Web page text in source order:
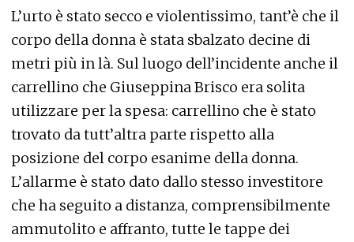
L’urto è stato secco e violentissimo, tant’è che il
corpo della donna è stata sbalzato decine di
metri più in là. Sul luogo dell’incidente anche il
carrellino che Giuseppina Brisco era solita
utilizzare per la spesa: carrellino che è stato
trovato da tutt’altra parte rispetto alla
posizione del corpo esanime della donna.
L’allarme è stato dato dallo stesso investitore
che ha seguito a distanza, comprensibilmente
ammutolito e affranto, tutte le tappe dei